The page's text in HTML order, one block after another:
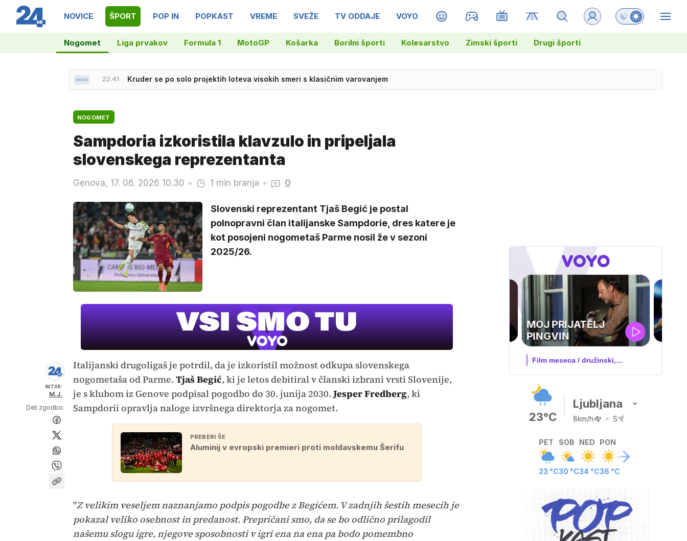
NOVICE ŠPORT POP IN POPKAST VREME SVEŽE TV ODDAJE VOYO MAGAZIN Preklopi barvni
Nogomet Liga prvakov Formula 1 MotoGP Košarka Borilni športi Kolesarstvo Zimski športi Drugi športi
22.41 Kruder se po solo projektih loteva visokih smeri s klasičnim varovanjem
NOGOMET
Sampdoria izkoristila klavzulo in pripeljala
slovenskega reprezentanta
Genova, 17. 06. 2026 10.30 1 min branja 0
Slovenski reprezentant Tjaš Begić je postal
polnopravni član italijanske Sampdorie, dres katere je
kot posojeni nogometaš Parme nosil že v sezoni
2025/26.
AVTOR:
M.J.
Deli zgodbo:
Italijanski drugoligaš je potrdil, da je izkoristil možnost odkupa slovenskega
nogometaša od Parme. Tjaš Begić, ki je letos debitiral v članski izbrani vrsti Slovenije,
je s klubom iz Genove podpisal pogodbo do 30. junija 2030.Jesper Fredberg, ki
Sampdorii opravlja naloge izvršnega direktorja za nogomet.
PREBERI ŠE
Aluminij v evropski premieri proti moldavskemu Šerifu
"Z velikim veseljem naznanjamo podpis pogodbe z Begićem. V zadnjih šestih mesecih je
pokazal veliko osebnost in predanost. Prepričani smo, da se bo odlično prilagodil
našemu slogu igre, njegove sposobnosti v igri ena na ena pa bodo pomembno
UEFA
SUPERPOKAL
V živo na VOYO: sreda ob 20.30
23°C
Ljubljana
8km/h S
PET
23 °C
SOB
30 °C
NED
34 °C
PON
36 °C